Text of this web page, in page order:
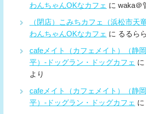
わんちゃんOKなカフェ に waka＠
（閉店）こみちカフェ（浜松市天
わんちゃんOKなカフェ に るるら
cafeメイト（カフェメイト）（静
平）-ドッグラン・ドッグカフェ に
より
cafeメイト（カフェメイト）（静
平）-ドッグラン・ドッグカフェ に